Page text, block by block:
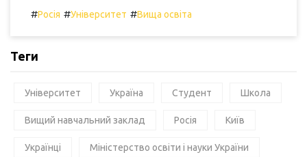
#Росія #Університет #Вища освіта
Теги
Університет Україна Студент Школа
Вищий навчальний заклад Росія Київ
Українці Міністерство освіти і науки України